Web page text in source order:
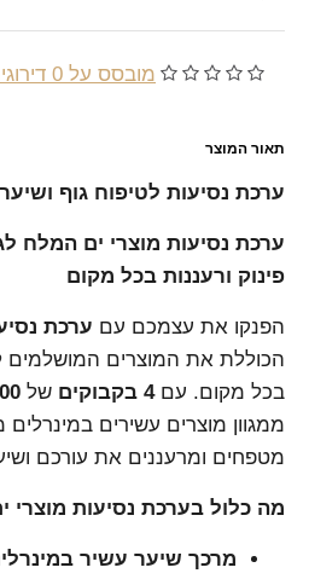
מובסס על 0 דירוגים.
תאור המוצר
ערכת נסיעות לטיפוח גוף ושיער
ערכת נסיעות מוצרי ים המלח
פינוק ורעננות בכל מקום
הפנקו את עצמכם עם ערכת
הכוללת את המוצרים המושלמים
בכל מקום. עם4 בקבוקים של 100
ממגוון מוצרים עשירים
מטפחים ומרעננים את עורכם
מה כלול בערכת נסיעות מוצרי
מרכך שיער עשיר